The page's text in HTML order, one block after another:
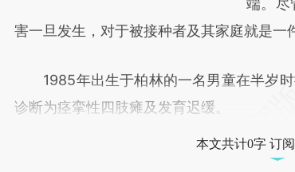
端。尽
害一旦发生，对于被接种者及其家庭就是一
1985年出生于柏林的一名男童在半岁时
诊断为痉挛性四肢瘫及发育迟缓。
本文共计0字 订